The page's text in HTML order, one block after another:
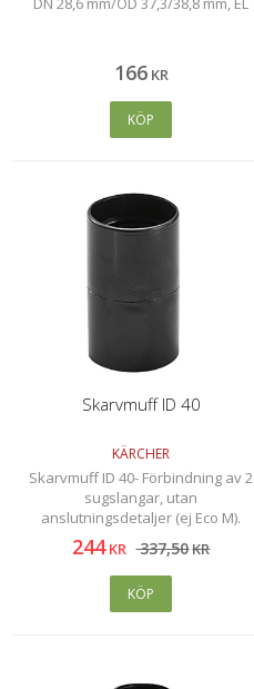
166 KR
KÖP
Skarvmuff ID 40
KÄRCHER
Skarvmuff ID 40- Förbindning av 2
sugslangar, utan
anslutningsdetaljer (ej Eco M).
244KR 337,50KR
KÖP